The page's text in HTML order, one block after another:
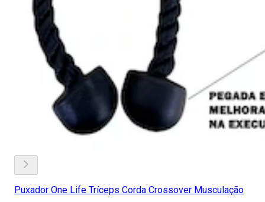
Puxador One Life Tríceps Corda Crossover Musculação